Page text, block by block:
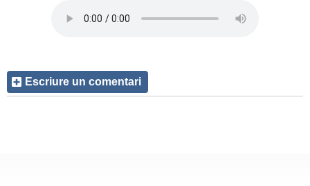
Escriure un comentari